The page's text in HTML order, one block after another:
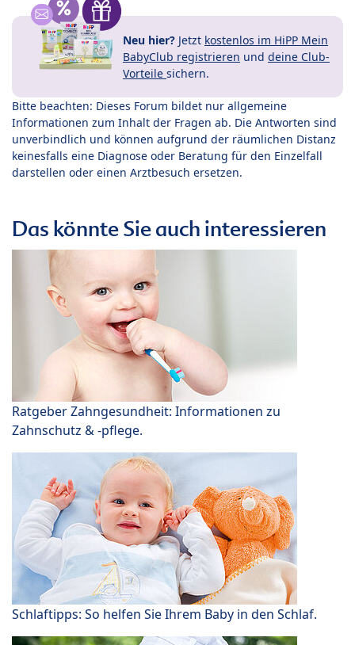
Neu hier? Jetzt kostenlos im HiPP Mein
BabyClub registrieren und deine Club-
Vorteile sichern.
Bitte beachten: Dieses Forum bildet nur allgemeine
Informationen zum Inhalt der Fragen ab. Die Antworten sind
unverbindlich und können aufgrund der räumlichen Distanz
keinesfalls eine Diagnose oder Beratung für den Einzelfall
darstellen oder einen Arztbesuch ersetzen.
Das könnte Sie auch interessieren
Ratgeber Zahngesundheit: Informationen zu
Zahnschutz & -pflege.
Schlaftipps: So helfen Sie Ihrem Baby in den Schlaf.